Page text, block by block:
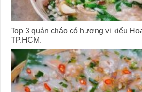
Top 3 quán cháo có hương vị kiểu
TP.HCM.